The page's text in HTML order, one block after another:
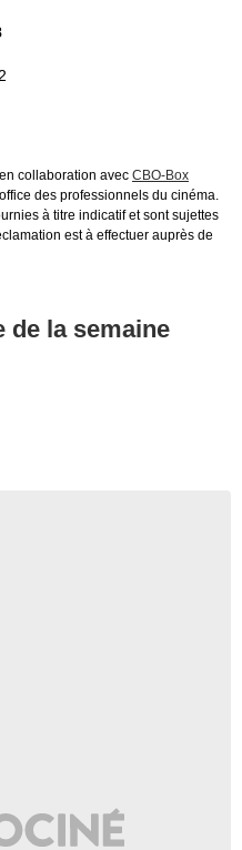
collaboration avec CBO-Box
des professionnels du cinéma.
à titre indicatif et sont sujettes
est à effectuer auprès de
de la semaine